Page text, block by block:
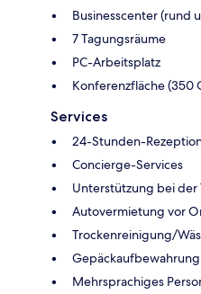
Businesscenter (rund
7 Tagungsräume
PC-Arbeitsplatz
Konferenzfläche (350
Services
24-Stunden-
Concierge-Services
Unterstützung bei
Autovermietung vor
Trockenreinigung/
Gepäckaufbewahrung
Mehrsprachiges